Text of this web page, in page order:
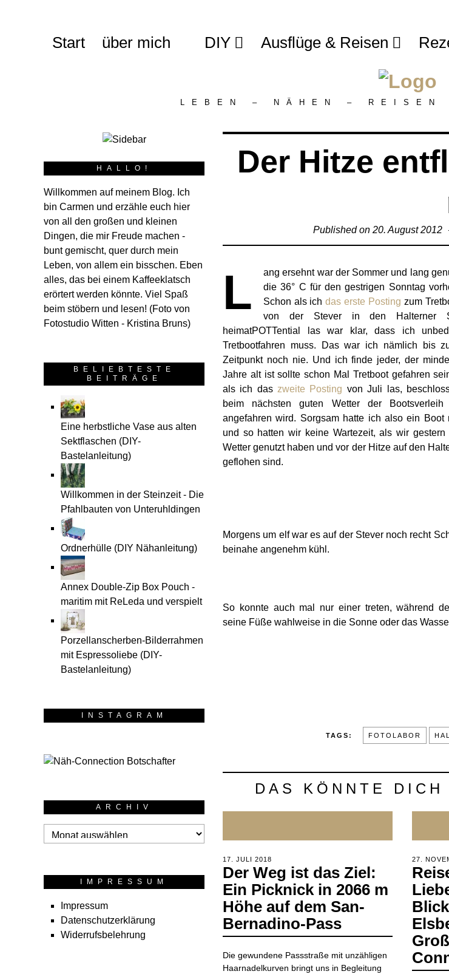
Start über mich DIY Ausflüge & Reisen
LEBEN – NÄHEN – REISEN
Der Hitze
Published on 20. August 2012
L
ang ersehnt war der Sommer und lang
die 36° C für den gestrigen Sonntag
Schon als ich das erste Posting zum
von der Stever in den Halterner
heimatPOTTential las war klar, dass ich
Tretbootfahren muss. Das war ich nämlich bis
Zeitpunkt noch nie. Und ich finde jeder, der
Jahre alt ist sollte schon Mal Tretboot gefahren
als ich das zweite Posting von Juli las,
beim nächsten guten Wetter der Bootsverleih
angefahren wird. Sorgsam hatte ich also ein Boot
und so hatten wir keine Wartezeit, als wir gestern
Wetter genutzt haben und vor der Hitze auf den
geflohen sind.
Morgens um elf war es auf der Stever noch recht
beinahe angenehm kühl.
So konnte auch mal nur einer treten, während
seine Füße wahlweise in die Sonne oder das
TAGS: FOTOLABOR
DAS KÖNNTE
POSTED
ON
17. JULI 2018
DEZEMBER
2018
Der Weg ist das Ziel:
Ein Picknick in 2066 m
Höhe auf dem San-
Bernadino-Pass
Die gewundene Passstraße mit unzähligen
Haarnadelkurven bringt uns in Begleitung
POSTED
ON
27.
HALLO!
Willkommen auf meinem Blog. Ich
bin Carmen und erzähle euch hier
von all den großen und kleinen
Dingen, die mir Freude machen -
bunt gemischt, quer durch mein
Leben, von allem ein bisschen. Eben
alles, das bei einem Kaffeeklatsch
erörtert werden könnte. Viel Spaß
beim stöbern und lesen! (Foto von
Fotostudio Witten - Kristina Bruns)
BELIEBTESTE
BEITRÄGE
Eine herbstliche Vase aus alten
Sektflaschen (DIY-
Bastelanleitung)
Willkommen in der Steinzeit - Die
Pfahlbauten von Unteruhldingen
Ordnerhülle (DIY Nähanleitung)
Annex Double-Zip Box Pouch -
maritim mit ReLeda und verspielt
Porzellanscherben-Bilderrahmen
mit Espressoliebe (DIY-
Bastelanleitung)
INSTAGRAM
ARCHIV
Archiv
IMPRESSUM
Impressum
Datenschutzerklärung
Widerrufsbelehrung